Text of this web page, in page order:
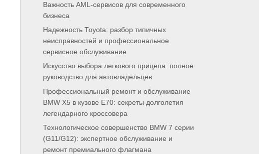
Важность AML-сервисов для современного
бизнеса
Надежность Toyota: разбор типичных
неисправностей и профессиональное
сервисное обслуживание
Искусство выбора легкового прицепа: полное
руководство для автовладельцев
Профессиональный ремонт и обслуживание
BMW X5 в кузове E70: секреты долголетия
легендарного кроссовера
Технологическое совершенство BMW 7 серии
(G11/G12): экспертное обслуживание и
ремонт премиального флагмана